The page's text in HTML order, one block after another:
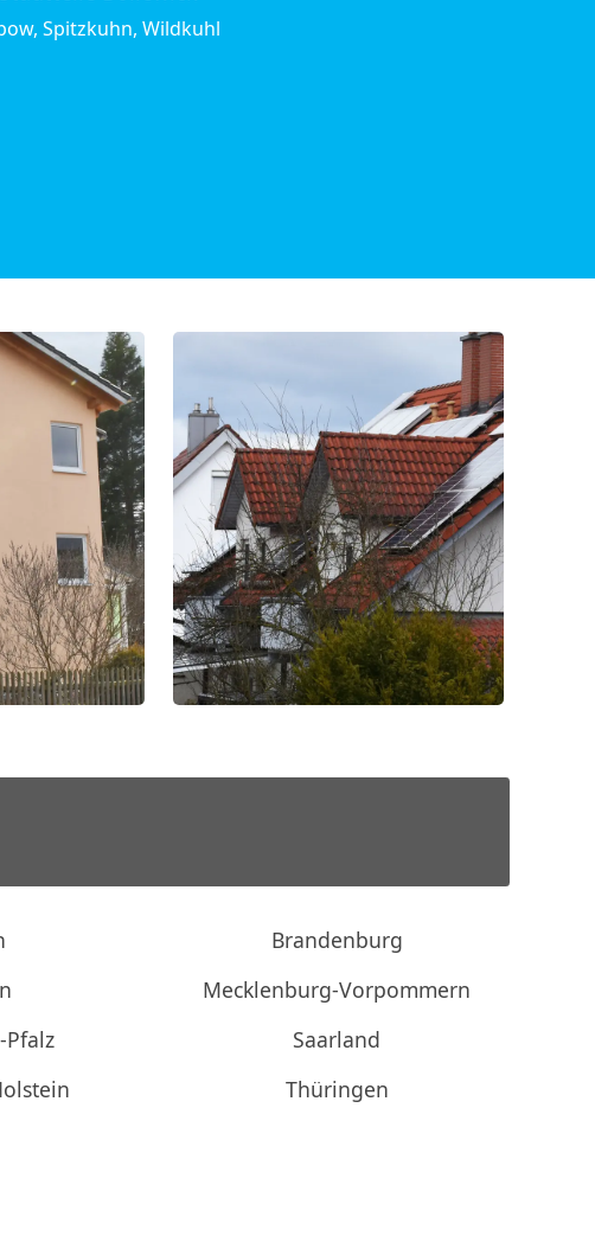
Spitzkuhn, Wildkuhl
Brandenburg
Mecklenburg-Vorpommern
Saarland
Thüringen